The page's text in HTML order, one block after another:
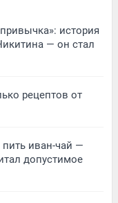
история
— он стал
рецептов от
пить иван-чай —
допустимое